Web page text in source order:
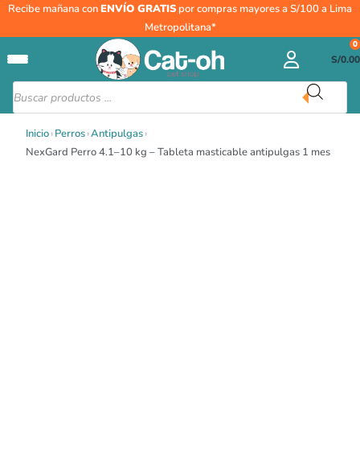
Recibe mañana conENVÍO GRATIS por compras mayores a S/100 a Lima
Metropolitana*
Búsqueda
de
productos
S/0.00
0
Inicio›Perros›Antipulgas›
NexGard Perro 4.1–10 kg – Tableta masticable antipulgas 1 mes
NexGard
10
kg
–
masticable
antipulgas